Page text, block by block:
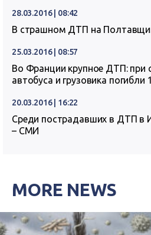
28.03.2016 | 08:42
В страшном ДТП на
25.03.2016 | 08:57
Во Франции крупное ДТП: при
автобуса и грузовика погибли
20.03.2016 | 16:22
Среди пострадавших в ДТП в
– СМИ
MORE NEWS